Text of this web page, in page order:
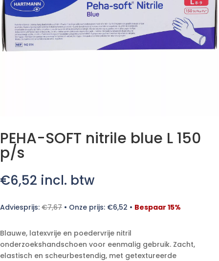
PEHA-SOFT nitrile blue L 150
p/s
€6,52 incl. btw
Adviesprijs: €7,67 • Onze prijs: €6,52 • Bespaar 15%
Blauwe, latexvrije en poedervrije nitril
onderzoekshandschoen voor eenmalig gebruik. Zacht,
elastisch en scheurbestendig, met getextureerde